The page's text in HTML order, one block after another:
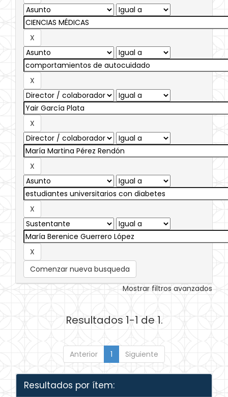
Comenzar nueva busqueda
Mostrar filtros avanzados
Resultados 1-1 de 1.
Anterior 1 Siguiente
Resultados por ítem: